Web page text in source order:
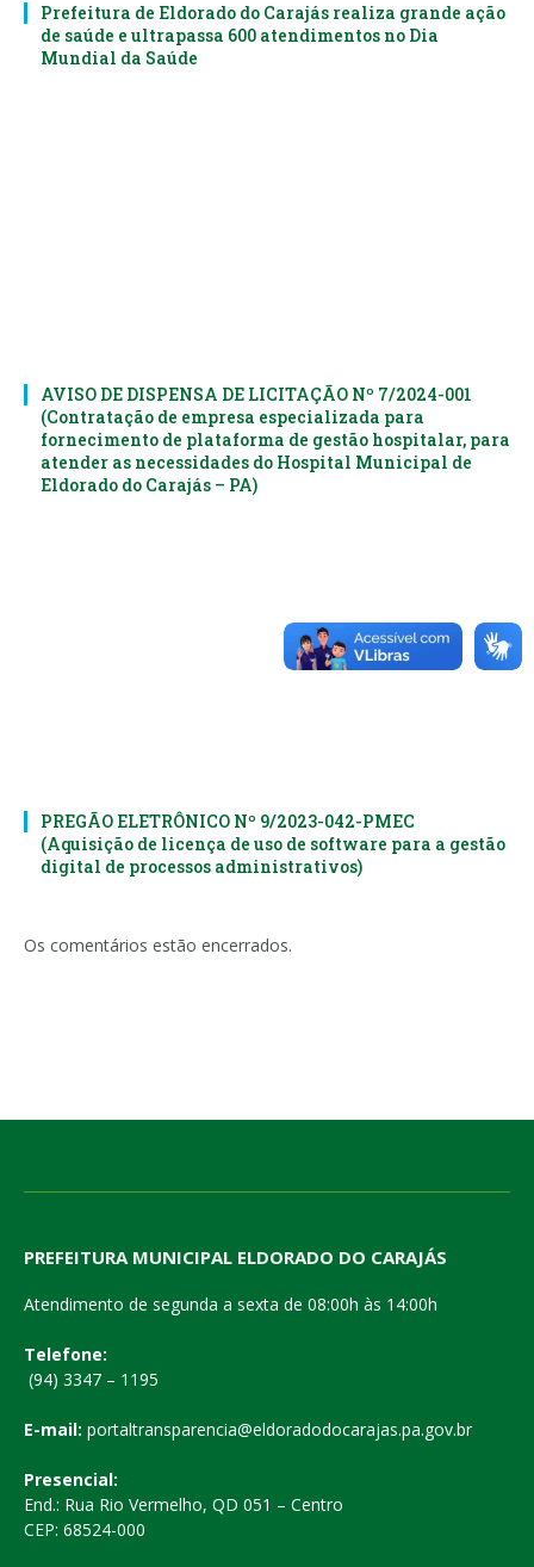
Prefeitura de Eldorado do Carajás realiza grande ação
de saúde e ultrapassa 600 atendimentos no Dia
Mundial da Saúde
AVISO DE DISPENSA DE LICITAÇÃO Nº 7/2024-001
(Contratação de empresa especializada para
fornecimento de plataforma de gestão hospitalar, para
atender as necessidades do Hospital Municipal de
Eldorado do Carajás – PA)
PREGÃO ELETRÔNICO Nº 9/2023-042-PMEC
(Aquisição de licença de uso de software para a gestão
digital de processos administrativos)
Os comentários estão encerrados.
PREFEITURA MUNICIPAL ELDORADO DO CARAJÁS
Atendimento de segunda a sexta de 08:00h às 14:00h
Telefone:
(94) 3347 – 1195
E-mail: portaltransparencia@eldoradodocarajas.pa.gov.br
Presencial:
End.: Rua Rio Vermelho, QD 051 – Centro
CEP: 68524-000